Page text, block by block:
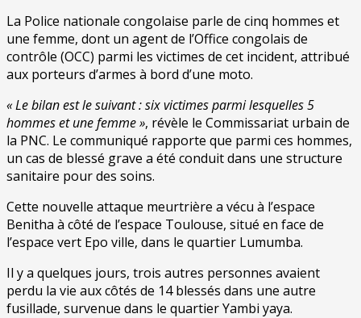
La Police nationale congolaise parle de cinq hommes et
une femme, dont un agent de l’Office congolais de
contrôle (OCC) parmi les victimes de cet incident, attribué
aux porteurs d’armes à bord d’une moto.
« Le bilan est le suivant : six victimes parmi lesquelles 5
hommes et une femme », révèle le Commissariat urbain de
la PNC. Le communiqué rapporte que parmi ces hommes,
un cas de blessé grave a été conduit dans une structure
sanitaire pour des soins.
Cette nouvelle attaque meurtrière a vécu à l’espace
Benitha à côté de l’espace Toulouse, situé en face de
l’espace vert Epo ville, dans le quartier Lumumba.
Il y a quelques jours, trois autres personnes avaient
perdu la vie aux côtés de 14 blessés dans une autre
fusillade, survenue dans le quartier Yambi yaya.